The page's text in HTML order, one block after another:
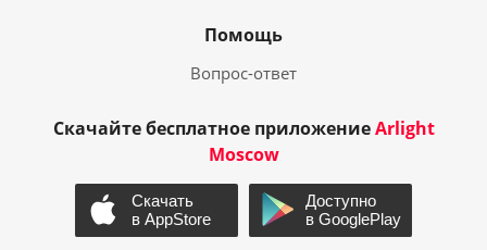
Помощь
Вопрос-ответ
Скачайте бесплатное приложениеArlight
Moscow